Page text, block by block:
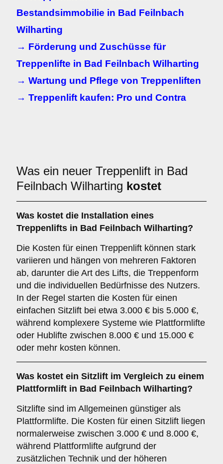
Bestandsimmobilie in Bad Feilnbach
Wilharting
→ Förderung und Zuschüsse für
Treppenlifte in Bad Feilnbach Wilharting
→ Wartung und Pflege von Treppenliften
→ Treppenlift kaufen: Pro und Contra
Was ein neuer Treppenlift in Bad
Feilnbach Wilharting kostet
Was kostet die Installation eines
Treppenlifts in Bad Feilnbach Wilharting?
Die Kosten für einen Treppenlift können stark
variieren und hängen von mehreren Faktoren
ab, darunter die Art des Lifts, die Treppenform
und die individuellen Bedürfnisse des Nutzers.
In der Regel starten die Kosten für einen
einfachen Sitzlift bei etwa 3.000 € bis 5.000 €,
während komplexere Systeme wie Plattformlifte
oder Hublifte zwischen 8.000 € und 15.000 €
oder mehr kosten können.
Was kostet ein Sitzlift im Vergleich zu einem
Plattformlift in Bad Feilnbach Wilharting?
Sitzlifte sind im Allgemeinen günstiger als
Plattformlifte. Die Kosten für einen Sitzlift liegen
normalerweise zwischen 3.000 € und 8.000 €,
während Plattformlifte aufgrund der
zusätzlichen Technik und der höheren